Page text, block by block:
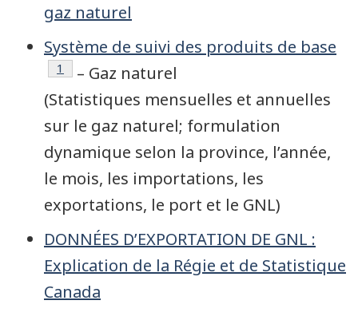
gaz naturel
Système de suivi des produits de base
Note de bas de page
1
– Gaz naturel
(Statistiques mensuelles et annuelles
sur le gaz naturel; formulation
dynamique selon la province, l’année,
le mois, les importations, les
exportations, le port et le GNL)
DONNÉES D’EXPORTATION DE GNL :
Explication de la Régie et de Statistique
Canada